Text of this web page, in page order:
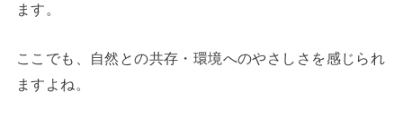
ます。
ここでも、自然との共存・環境へのやさしさを感じられ
ますよね。